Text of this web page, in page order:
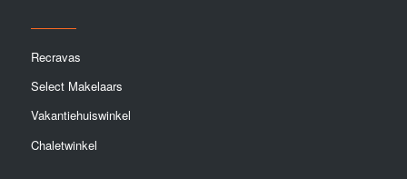
Recravas
Select Makelaars
Vakantiehuiswinkel
Chaletwinkel